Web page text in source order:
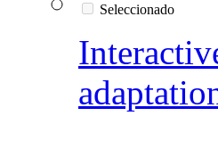
Seleccionado